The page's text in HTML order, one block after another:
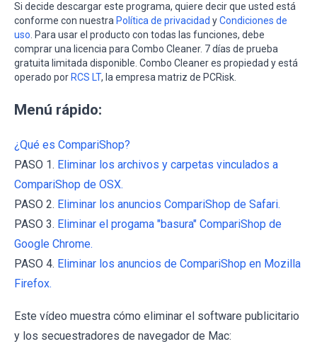
Si decide descargar este programa, quiere decir que usted está
conforme con nuestra Política de privacidad yCondiciones de
uso. Para usar el producto con todas las funciones, debe
comprar una licencia para Combo Cleaner. 7 días de prueba
gratuita limitada disponible. Combo Cleaner es propiedad y está
operado por RCS LT, la empresa matriz de PCRisk.
Menú rápido:
¿Qué es CompariShop?
PASO 1. Eliminar los archivos y carpetas vinculados a
CompariShop de OSX.
PASO 2. Eliminar los anuncios CompariShop de Safari.
PASO 3. Eliminar el progama "basura" CompariShop de
Google Chrome.
PASO 4. Eliminar los anuncios de CompariShop en Mozilla
Firefox.
Este vídeo muestra cómo eliminar el software publicitario
y los secuestradores de navegador de Mac: